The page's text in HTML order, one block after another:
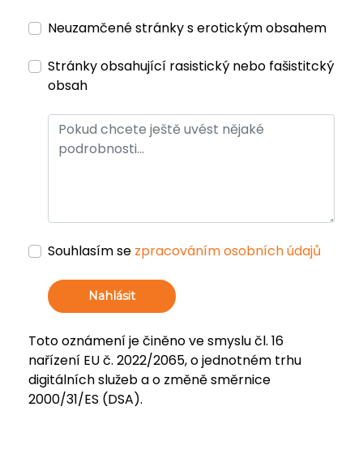
Neuzamčené stránky s erotickým obsahem
Stránky obsahující rasistický nebo fašistitcký
obsah
Souhlasím se zpracováním osobních údajů
Nahlásit
Toto oznámení je činěno ve smyslu čl. 16
nařízení EU č. 2022/2065, o jednotném trhu
digitálních služeb a o změně směrnice
2000/31/ES (DSA).